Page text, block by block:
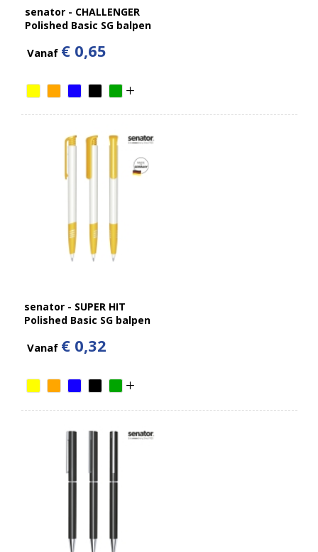
senator - CHALLENGER
Polished Basic SG balpen
Vanaf € 0,65
senator - SUPER HIT
Polished Basic SG balpen
Vanaf € 0,32